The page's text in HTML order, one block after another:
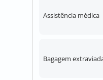
Assistência médica
Bagagem